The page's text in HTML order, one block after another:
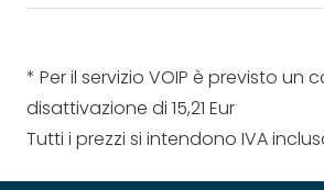
* Per il servizio VOIP è previsto un
disattivazione di 15,21 Eur
Tutti i prezzi si intendono IVA